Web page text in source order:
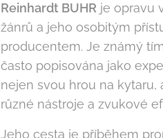
Reinhardt BUHR je opravu
žánrů a jeho osobitým
producentem. Je známý
často popisována jako
nejen svou hrou na
různé nástroje a zvukové
Jeho cesta je příběhem